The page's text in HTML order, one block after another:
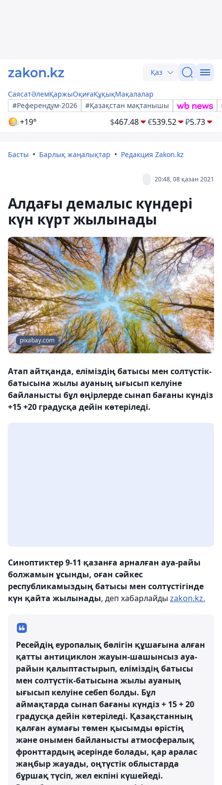
Қаз
СаясатӘлемҚаржыОқиғаҚұқықМақалалар
#Референдум-2026
#Қазақстан мақтанышы
+19° $467.48 €539.52 ₽5.73
Басты Барлық жаңалықтар Редакция Zakon.kz
20:48, 08 қазан 2021
Алдағы демалыс күндері
күн күрт жылынады
pixabay.com
Атап айтқанда, еліміздің батысы мен солтүстік-
батысына жылы ауаның ығысып келуіне
байланысты бұл өңірлерде сынап бағаны күндіз
+15 +20 градусқа дейін көтеріледі.
Синоптиктер 9-11 қазанға арналған ауа-райы
болжамын ұсынды, оған сәйкес
республикамыздың батысы мен солтүстігінде
күн қайта жылынады, деп хабарлайды zakon.kz.
Ресейдің еуропалық бөлігін құшағына алған
қатты антициклон жауын-шашынсыз ауа-
райын қалыптастырып, еліміздің батысы
мен солтүстік-батысына жылы ауаның
ығысып келуіне себеп болды. Бұл
аймақтарда сынап бағаны күндіз + 15 + 20
градусқа дейін көтеріледі. Қазақстанның
қалған аумағы төмен қысымды өрістің
және онымен байланысты атмосфералық
фронттардың әсерінде болады, қар аралас
жаңбыр жауады, оңтүстік облыстарда
бұршақ түсіп, жел екпіні күшейеді.